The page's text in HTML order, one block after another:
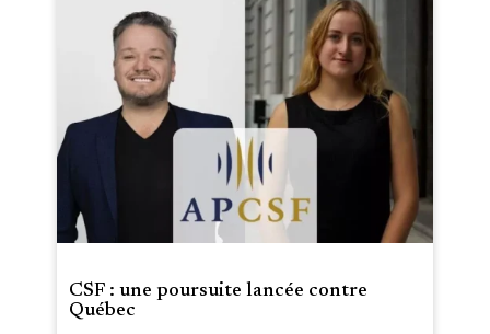
CSF : une poursuite lancée contre
Québec